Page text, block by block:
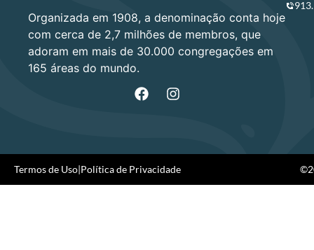
Organizada em 1908, a denominação conta hoje
com cerca de 2,7 milhões de membros, que
adoram em mais de 30.000 congregações em
165 áreas do mundo.
Termos de Uso|Política de Privacidade